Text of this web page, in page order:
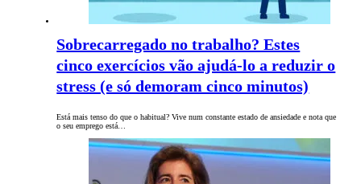
Sobrecarregado no trabalho? Estes
cinco exercícios vão ajudá-lo a reduzir o
stress (e só demoram cinco minutos)
Está mais tenso do que o habitual? Vive num constante estado de ansiedade e nota que
o seu emprego está…